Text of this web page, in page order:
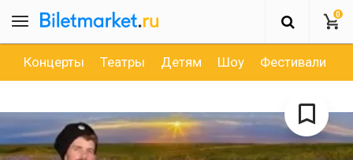
0
Концерты Театры Детям Шоу Фестивали